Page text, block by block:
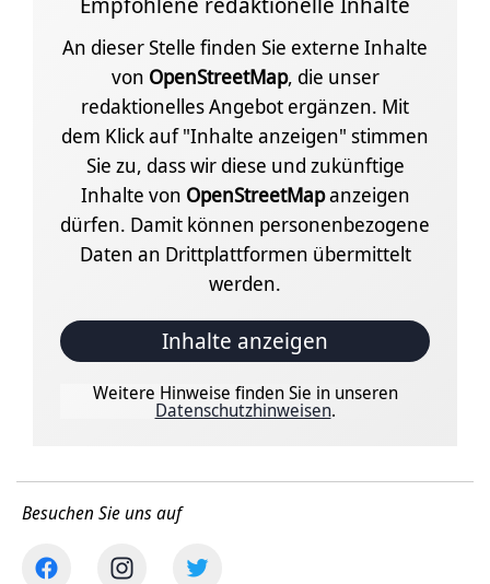
An dieser Stelle finden Sie externe Inhalte
von OpenStreetMap, die unser
redaktionelles Angebot ergänzen. Mit
dem Klick auf "Inhalte anzeigen" stimmen
Sie zu, dass wir diese und zukünftige
Inhalte von OpenStreetMapanzeigen
dürfen. Damit können personenbezogene
Daten an Drittplattformen übermittelt
werden.
Inhalte anzeigen
Weitere Hinweise finden Sie in unseren
Datenschutzhinweisen.
Besuchen Sie uns auf